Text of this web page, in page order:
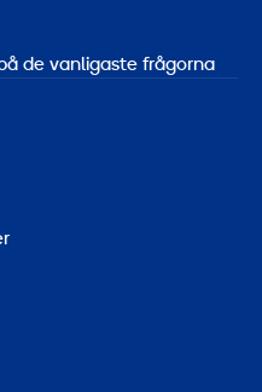
de vanligaste frågorna